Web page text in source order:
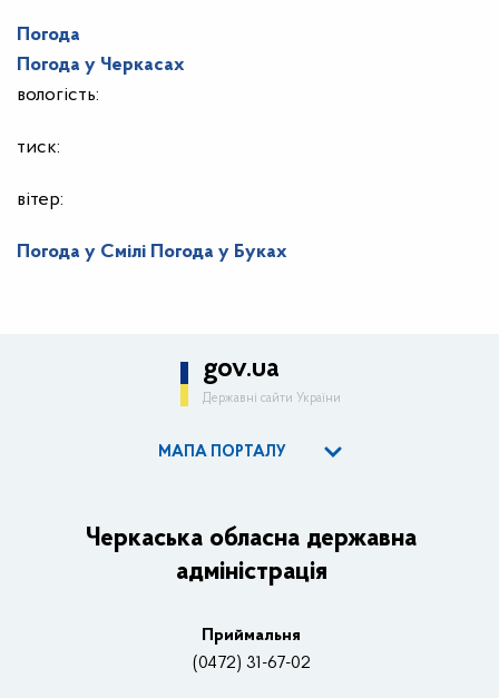
Погода
Погода у Черкасах
вологість:
тиск:
вітер:
Погода у Смілі Погода у Буках
gov.ua
Державні сайти України
МАПА ПОРТАЛУ
Керівництво адміністрації
Основні завдання та нормативно-правові засади
Нагороди
Черкаська обласна державна
адміністрація
Приймальня
(0472) 31-67-02